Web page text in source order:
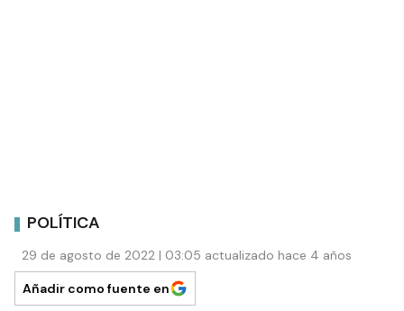
POLÍTICA
29 de agosto de 2022 | 03:05 actualizado hace 4 años
Añadir como fuente en